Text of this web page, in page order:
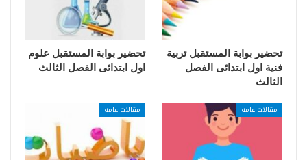
تحضير بوابة المستقبل تربية
فنية اول ابتدائى الفصل
الثالث
تحضير بوابة المستقبل علوم
اول ابتدائى الفصل الثالث
مقالات عامة مقالات عامة